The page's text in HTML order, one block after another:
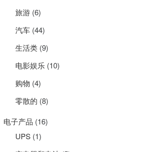
旅游 (6)
汽车 (44)
生活类 (9)
电影娱乐 (10)
购物 (4)
零散的 (8)
电子产品 (16)
UPS (1)